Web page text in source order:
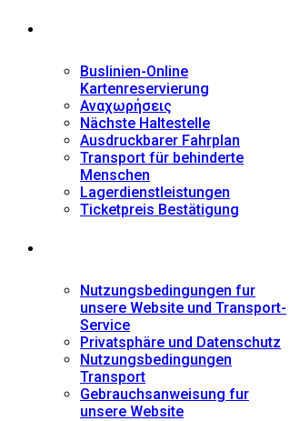
Buslinien-Online
Kartenreservierung
Αναχωρήσεις
Nächste Haltestelle
Αusdruckbarer Fahrplan
Transport für behinderte
Menschen
Lagerdienstleistungen
Ticketpreis Bestätigung
Nutzungsbedingungen fur
unsere Website und Transport-
Service
Privatsphäre und Datenschutz
Nutzungsbedingungen
Transport
Gebrauchsanweisung fur
unsere Website